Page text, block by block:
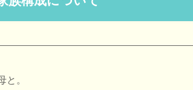
と。